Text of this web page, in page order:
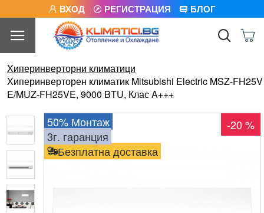
ВХОД РЕГИСТРАЦИЯ БЛОГ
Хиперинверторни климатици
Хиперинверторен климатик Mitsubishi Electric MSZ-FH25V
E/MUZ-FH25VE, 9000 BTU, Клас A+++
Безплатна доставка
50% Монтаж
3г. гаранция
-20 %